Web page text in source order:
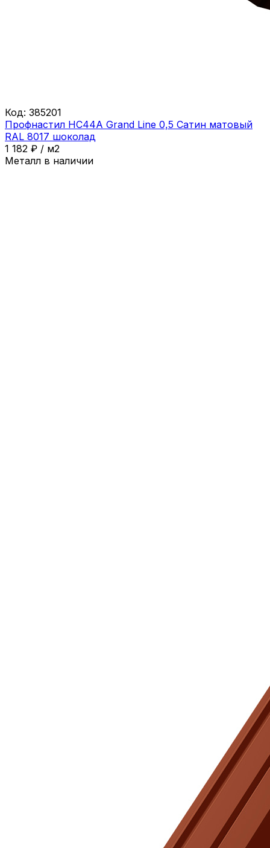
Код: 385201
Профнастил НС44A Grand Line 0,5 Сатин матовый
RAL 8017 шоколад
1 182 ₽ / м2
Металл в наличии